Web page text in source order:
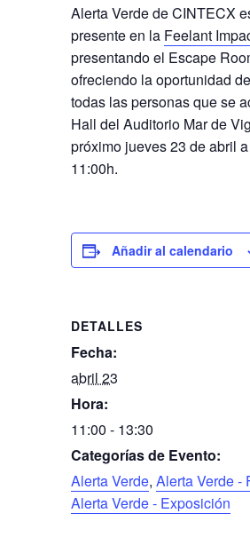
Alerta Verde de CINTECX
presente en la Feelant
presentando el Escape
ofreciendo la oportunidad
todas las personas que se
Hall del Auditorio Mar de
próximo jueves 23 de abril
11:00h.
Añadir al calendario
DETALLES
Fecha:
abril 23
Hora:
11:00 - 13:30
Categorías de Evento:
Alerta Verde, Alerta Verde -
Alerta Verde - Exposición